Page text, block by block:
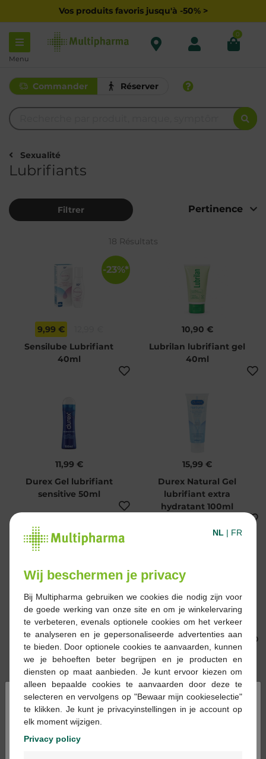
Vos produits favoris jusqu'à -50% >
Menu
0
Commander Réserver
Sexualité
Lubrifiants
Filtrer
18 Résultats
-23%*
9,99 €
Sensilube Lubrifiant
40ml
10,90 €
Lubrilan lubrifiant gel
40ml
11,99 €
Durex Gel lubrifiant
sensitive 50ml
15,99 €
Durex Natural Gel
lubrifiant extra
hydratant 100ml
13,00 €
Saforelle Lubrifiant
Confort & Plaisir 30ml
12,00 €
Rodilan lubrifiant 100g
11,99 €
×
NL | FR
Wij beschermen je privacy
Bij Multipharma gebruiken we cookies die nodig zijn voor
de goede werking van onze site en om je winkelervaring
te verbeteren, evenals optionele cookies om het verkeer
te analyseren en je gepersonaliseerde advertenties aan
te bieden. Door optionele cookies te aanvaarden, kunnen
we je behoeften beter begrijpen en je producten en
diensten op maat aanbieden. Je kunt ervoor kiezen om
alleen bepaalde cookies te aanvaarden door deze te
selecteren en vervolgens op "Bewaar mijn cookieselectie"
te klikken. Je kunt je privacyinstellingen in je account op
elk moment wijzigen.
Privacy policy